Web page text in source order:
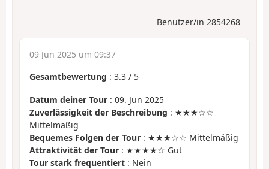
Benutzer/in 2854268
09 Jun 2025 um 09:37
Gesamtbewertung : 3.3 / 5
Datum deiner Tour : 09. Jun 2025
Zuverlässigkeit der Beschreibung : ★★★☆☆
Mittelmäßig
Bequemes Folgen der Tour : ★★★☆☆ Mittelmäßig
Attraktivität der Tour : ★★★★☆ Gut
Tour stark frequentiert : Nein